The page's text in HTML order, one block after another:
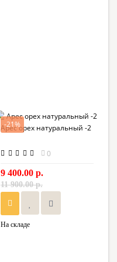
-21%
Арес орех натуральный -2
0
9 400.00 р.
11 900.00 р.
На складе